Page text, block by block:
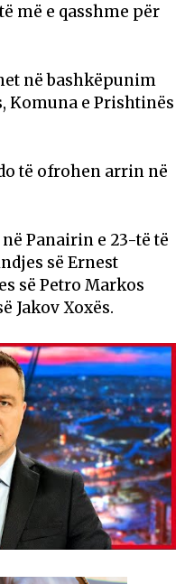
më e qasshme për
në bashkëpunim
Komuna e Prishtinës
të ofrohen arrin në
Panairin e 23-të të
së Ernest
së Petro Markos
Jakov Xoxës.